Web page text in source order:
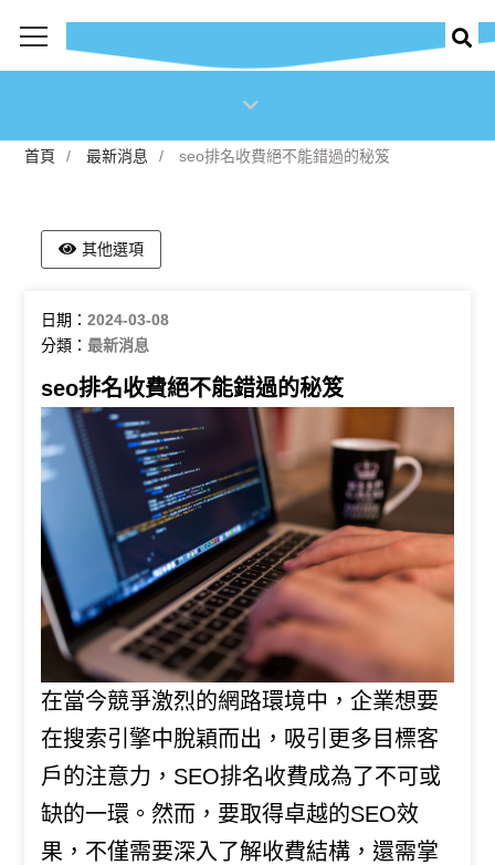
seo排名收費絕不能錯過的秘笈
首頁 最新消息 seo排名收費絕不能錯過的秘笈
其他選項
日期：2024-03-08
分類：最新消息
seo排名收費絕不能錯過的秘笈
在當今競爭激烈的網路環境中，企業想要
在搜索引擎中脫穎而出，吸引更多目標客
戶的注意力，SEO排名收費成為了不可或
缺的一環。然而，要取得卓越的SEO效
果，不僅需要深入了解收費結構，還需掌